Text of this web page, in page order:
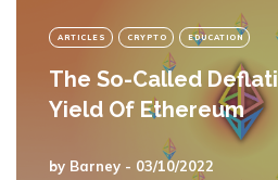
ARTICLES CRYPTO EDUCATION
The So-Called
Yield Of Ethereum
by Barney - 03/10/2022